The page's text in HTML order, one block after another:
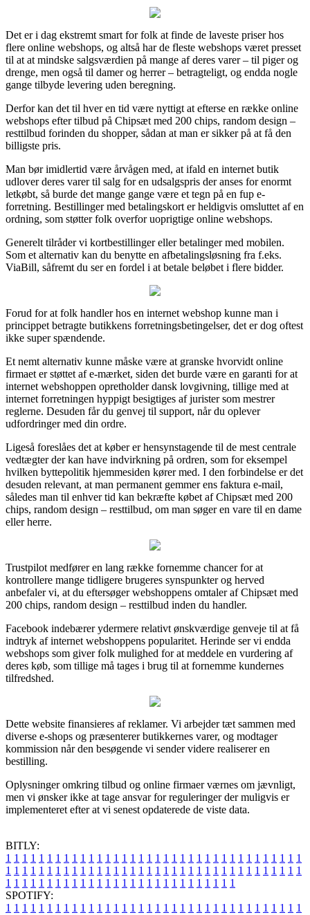
Det er i dag ekstremt smart for folk at finde de laveste priser hos
flere online webshops, og altså har de fleste webshops været presset
til at at mindske salgsværdien på mange af deres varer – til piger og
drenge, men også til damer og herrer – betragteligt, og endda nogle
gange tilbyde levering uden beregning.
Derfor kan det til hver en tid være nyttigt at efterse en række online
webshops efter tilbud på Chipsæt med 200 chips, random design –
resttilbud forinden du shopper, sådan at man er sikker på at få den
billigste pris.
Man bør imidlertid være årvågen med, at ifald en internet butik
udlover deres varer til salg for en udsalgspris der anses for enormt
letkøbt, så burde det mange gange være et tegn på en fup e-
forretning. Bestillinger med betalingskort er heldigvis omsluttet af en
ordning, som støtter folk overfor uoprigtige online webshops.
Generelt tilråder vi kortbestillinger eller betalinger med mobilen.
Som et alternativ kan du benytte en afbetalingsløsning fra f.eks.
ViaBill, såfremt du ser en fordel i at betale beløbet i flere bidder.
Forud for at folk handler hos en internet webshop kunne man i
princippet betragte butikkens forretningsbetingelser, det er dog oftest
ikke super spændende.
Et nemt alternativ kunne måske være at granske hvorvidt online
firmaet er støttet af e-mærket, siden det burde være en garanti for at
internet webshoppen opretholder dansk lovgivning, tillige med at
internet forretningen hyppigt besigtiges af jurister som mestrer
reglerne. Desuden får du genvej til support, når du oplever
udfordringer med din ordre.
Ligeså foreslåes det at køber er hensynstagende til de mest centrale
vedtægter der kan have indvirkning på ordren, som for eksempel
hvilken byttepolitik hjemmesiden kører med. I den forbindelse er det
desuden relevant, at man permanent gemmer ens faktura e-mail,
således man til enhver tid kan bekræfte købet af Chipsæt med 200
chips, random design – resttilbud, om man søger en vare til en dame
eller herre.
Trustpilot medfører en lang række fornemme chancer for at
kontrollere mange tidligere brugeres synspunkter og herved
anbefaler vi, at du eftersøger webshoppens omtaler af Chipsæt med
200 chips, random design – resttilbud inden du handler.
Facebook indebærer ydermere relativt ønskværdige genveje til at få
indtryk af internet webshoppens popularitet. Herinde ser vi endda
webshops som giver folk mulighed for at meddele en vurdering af
deres køb, som tillige må tages i brug til at fornemme kundernes
tilfredshed.
Dette website finansieres af reklamer. Vi arbejder tæt sammen med
diverse e-shops og præsenterer butikkernes varer, og modtager
kommission når den besøgende vi sender videre realiserer en
bestilling.
Oplysninger omkring tilbud og online firmaer værnes om jævnligt,
men vi ønsker ikke at tage ansvar for reguleringer der muligvis er
implementeret efter at vi senest opdaterede de viste data.
BITLY:
1 1 1 1 1 1 1 1 1 1 1 1 1 1 1 1 1 1 1 1 1 1 1 1 1 1 1 1 1 1 1 1 1 1 1 1
1 1 1 1 1 1 1 1 1 1 1 1 1 1 1 1 1 1 1 1 1 1 1 1 1 1 1 1 1 1 1 1 1 1 1 1
1 1 1 1 1 1 1 1 1 1 1 1 1 1 1 1 1 1 1 1 1 1 1 1 1 1 1 1
SPOTIFY:
1 1 1 1 1 1 1 1 1 1 1 1 1 1 1 1 1 1 1 1 1 1 1 1 1 1 1 1 1 1 1 1 1 1 1 1